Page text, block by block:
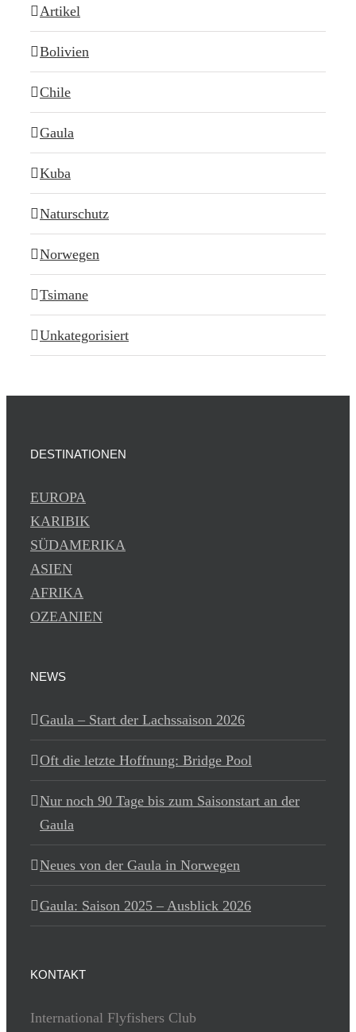
Artikel
Bolivien
Chile
Gaula
Kuba
Naturschutz
Norwegen
Tsimane
Unkategorisiert
DESTINATIONEN
EUROPA
KARIBIK
SÜDAMERIKA
ASIEN
AFRIKA
OZEANIEN
NEWS
Gaula – Start der Lachssaison 2026
Oft die letzte Hoffnung: Bridge Pool
Nur noch 90 Tage bis zum Saisonstart an der
Gaula
Neues von der Gaula in Norwegen
Gaula: Saison 2025 – Ausblick 2026
KONTAKT
International Flyfishers Club